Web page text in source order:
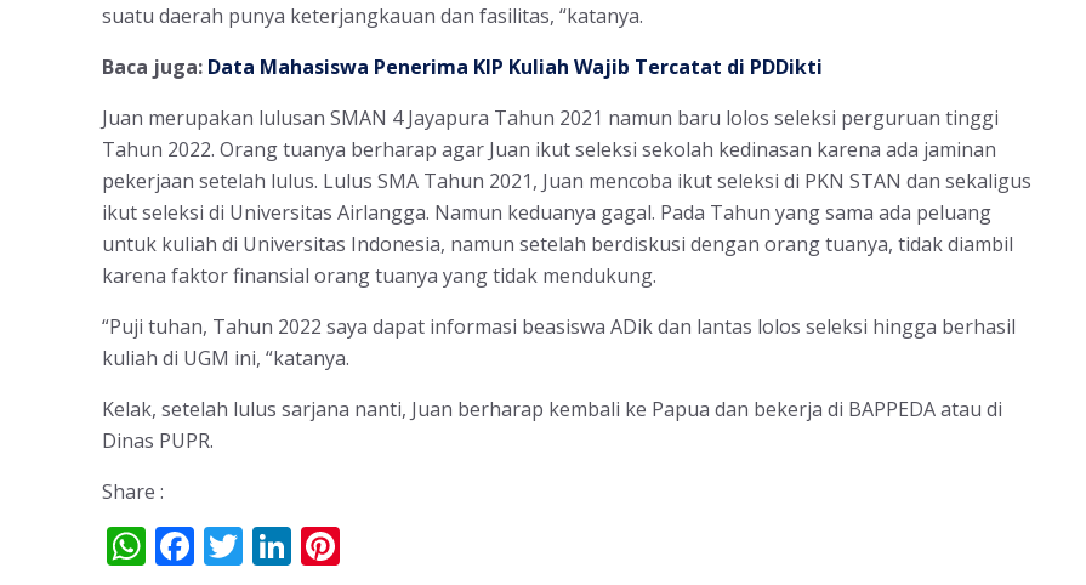
suatu daerah punya keterjangkauan dan fasilitas, “katanya.
Baca juga: Data Mahasiswa Penerima KIP Kuliah Wajib Tercatat di PDDikti
Juan merupakan lulusan SMAN 4 Jayapura Tahun 2021 namun baru lolos seleksi perguruan tinggi
Tahun 2022. Orang tuanya berharap agar Juan ikut seleksi sekolah kedinasan karena ada jaminan
pekerjaan setelah lulus. Lulus SMA Tahun 2021, Juan mencoba ikut seleksi di PKN STAN dan sekaligus
ikut seleksi di Universitas Airlangga. Namun keduanya gagal. Pada Tahun yang sama ada peluang
untuk kuliah di Universitas Indonesia, namun setelah berdiskusi dengan orang tuanya, tidak diambil
karena faktor finansial orang tuanya yang tidak mendukung.
“Puji tuhan, Tahun 2022 saya dapat informasi beasiswa ADik dan lantas lolos seleksi hingga berhasil
kuliah di UGM ini, “katanya.
Kelak, setelah lulus sarjana nanti, Juan berharap kembali ke Papua dan bekerja di BAPPEDA atau di
Dinas PUPR.
Share :
W F T Li